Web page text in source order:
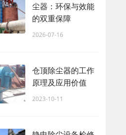
尘器：环保与效能
的双重保障
2026-07-16
仓顶除尘器的工作
原理及应用价值
2023-10-11